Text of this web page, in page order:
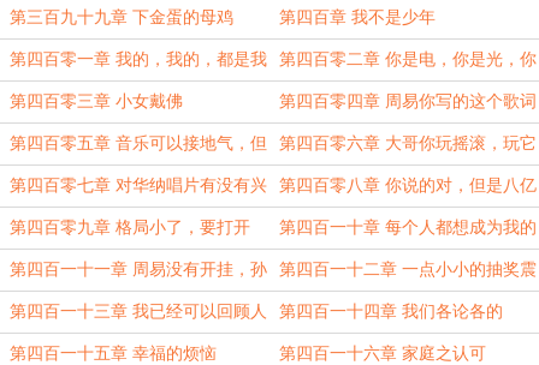
脑子都坏掉了
第三百九十九章 下金蛋的母鸡 第四百章 我不是少年
第四百零一章 我的，我的，都是我
的（4k）
第四百零二章 你是电，你是光，你
是唯一的神话（4k）
第四百零三章 小女戴佛 第四百零四章 周易你写的这个歌词
太难背
第四百零五章 音乐可以接地气，但
不能接地府
第四百零六章 大哥你玩摇滚，玩它
有什么用啊（4k）
第四百零七章 对华纳唱片有没有兴
趣
第四百零八章 你说的对，但是八亿
欧美人收听……
第四百零九章 格局小了，要打开 第四百一十章 每个人都想成为我的
宿敌（4k）
第四百一十一章 周易没有开挂，孙
燕兹绝不嘴馋（5k）
第四百一十二章 一点小小的抽奖震
撼
第四百一十三章 我已经可以回顾人
生了吗
第四百一十四章 我们各论各的
第四百一十五章 幸福的烦恼 第四百一十六章 家庭之认可